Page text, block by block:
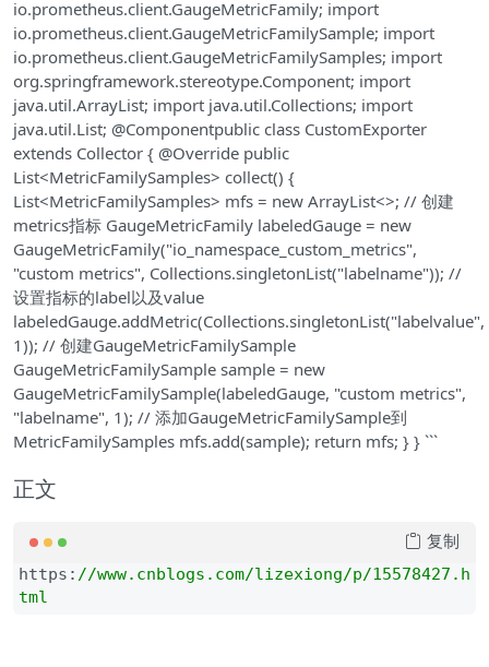
io.prometheus.client.GaugeMetricFamily; import
io.prometheus.client.GaugeMetricFamilySample; import
io.prometheus.client.GaugeMetricFamilySamples; import
org.springframework.stereotype.Component; import
java.util.ArrayList; import java.util.Collections; import
java.util.List; @Componentpublic class CustomExporter
extends Collector { @Override public
List<MetricFamilySamples> collect() {
List<MetricFamilySamples> mfs = new ArrayList<>; // 创建
metrics指标 GaugeMetricFamily labeledGauge = new
GaugeMetricFamily("io_namespace_custom_metrics",
"custom metrics", Collections.singletonList("labelname")); //
设置指标的label以及value
labeledGauge.addMetric(Collections.singletonList("labelvalue",
1)); // 创建GaugeMetricFamilySample
GaugeMetricFamilySample sample = new
GaugeMetricFamilySample(labeledGauge, "custom metrics",
"labelname", 1); // 添加GaugeMetricFamilySample到
MetricFamilySamples mfs.add(sample); return mfs; } } ```
正文
https: //www.cnblogs.com/lizexiong/p/15578427.h
tml
复制